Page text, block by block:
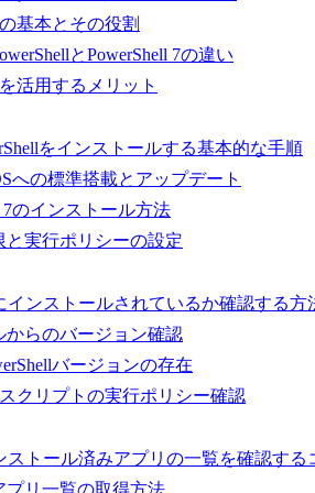
基本とその役割
とPowerShell 7の違い
活用するメリット
をインストールする基本的な手順
への標準搭載とアップデート
7のインストール方法
と実行ポリシーの設定
インストールされているか確認する方
からのバージョン確認
バージョンの存在
スクリプトの実行ポリシー確認
ストール済みアプリの一覧を確認する
プリ一覧の取得方法